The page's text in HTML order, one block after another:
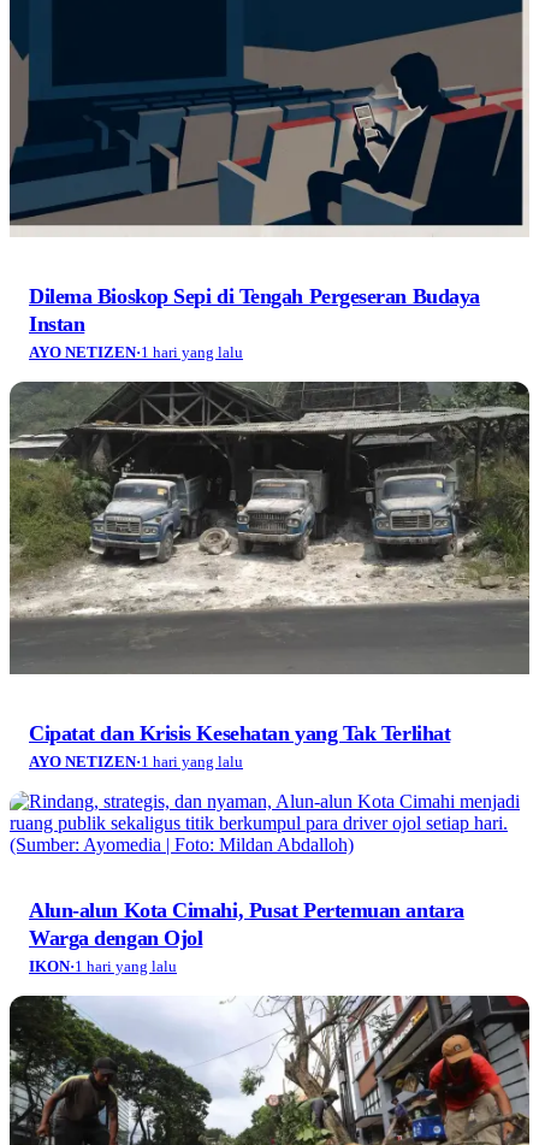
Dilema Bioskop Sepi di Tengah Pergeseran Budaya
Instan
AYO NETIZEN·1 hari yang lalu
Cipatat dan Krisis Kesehatan yang Tak Terlihat
AYO NETIZEN·1 hari yang lalu
Alun-alun Kota Cimahi, Pusat Pertemuan antara
Warga dengan Ojol
IKON·1 hari yang lalu